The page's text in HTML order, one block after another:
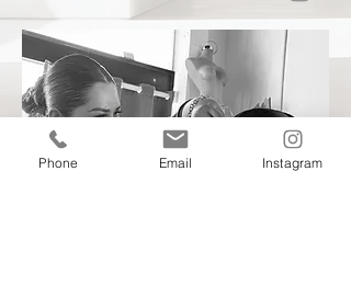
Phone Email Instagram